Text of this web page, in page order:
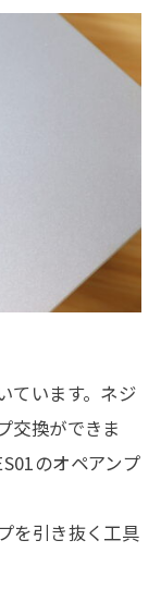
ています。ネジ
交換ができま
のオペアンプ
を引き抜く工具